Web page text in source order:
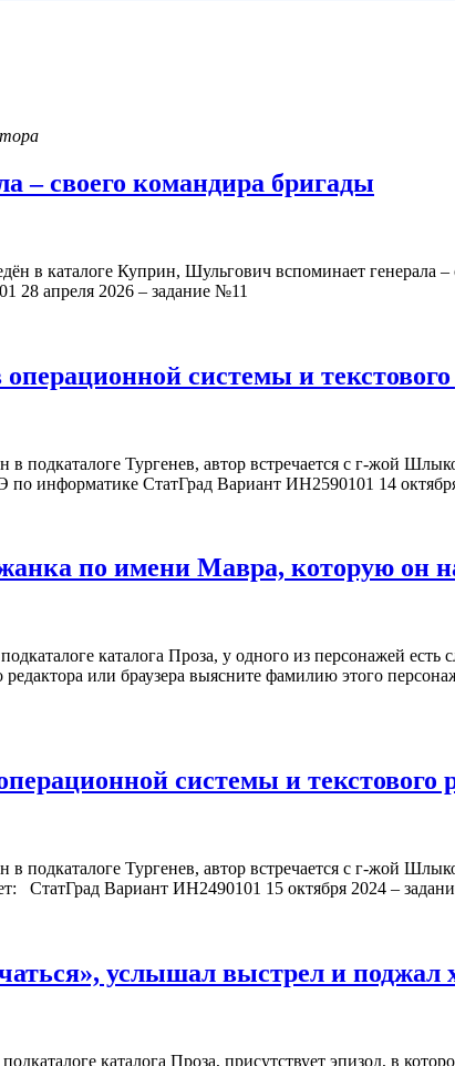
– своего командира бригады
в каталоге Куприн, Шульгович вспоминает генерала
апреля 2026 – задание №11
системы и
в подкаталоге Тургенев, автор встречается с г-жой
информатике СтатГрад Вариант ИН2590101 14
по имени Мавра, которую он
каталога Проза, у одного из персонажей
или браузера выясните фамилию этого
системы и текстового
в подкаталоге Тургенев, автор встречается с г-жой
СтатГрад Вариант ИН2490101 15 октября 2024 –
услышал выстрел и поджал
каталога Проза, присутствует эпизод, в